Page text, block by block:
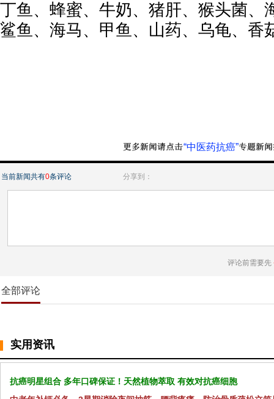
丁鱼、蜂蜜、牛奶、猪肝、猴头菌、
鲨鱼、海马、甲鱼、山药、乌龟、香
“中医药抗癌”
当前新闻共有0条评论 分享到：
评论前需要先
全部评论
实用资讯
抗癌明星组合 多年口碑保证！天然植物萃取 有效对抗癌细胞